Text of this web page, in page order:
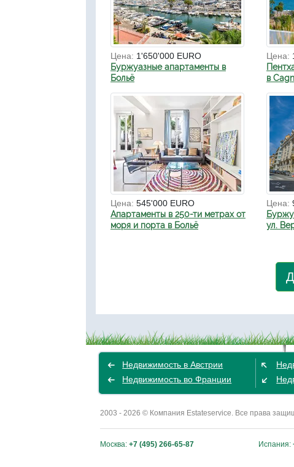
Цена: 1'650'000 EURO
Буржуазные апартаменты в
Больё
Цена:
в
Цена: 545'000 EURO
Апартаменты в 250-ти метрах от
моря и порта в Больё
Цена:
ул.
Недвижимость в Австрии
Недвижимость во Франции
2003 - 2026 © Компания Estateservice. Все права
Москва: +7 (495) 266-65-87 Испания: